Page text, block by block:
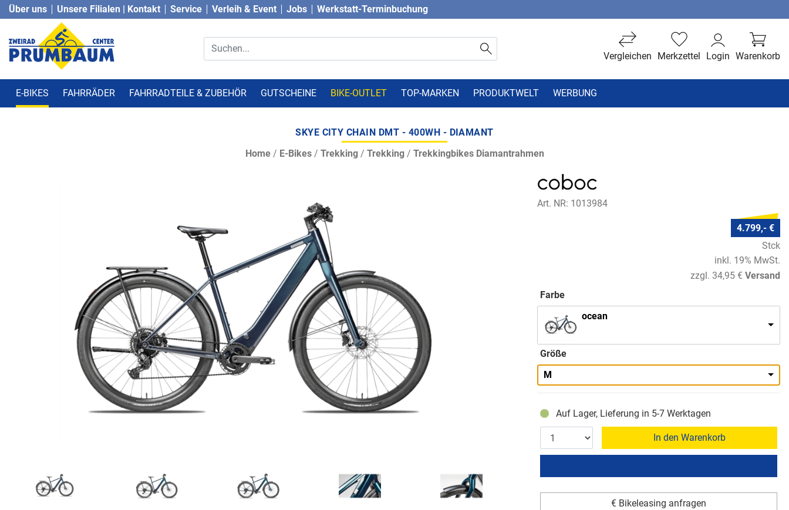
Über uns Unsere Filialen | Kontakt Service Verleih & Event Jobs Werkstatt-Terminbuchung
Warenkorb
Login
Merkzettel
Vergleichen
E-BIKES FAHRRÄDER FAHRRADTEILE & ZUBEHÖR GUTSCHEINE BIKE-OUTLET TOP-MARKEN PRODUKTWELT WERBUNG
SKYE CITY CHAIN DMT - 400WH - DIAMANT
Home/ E-Bikes/ Trekking/ Trekking/ Trekkingbikes Diamantrahmen
Art. NR: 1013984
4.799,- €
Stck
inkl. 19% MwSt.
zzgl. 34,95 € Versand
Farbe
ocean
Größe
M
Auf Lager, Lieferung in 5-7 Werktagen
In den Warenkorb
€ Bikeleasing anfragen